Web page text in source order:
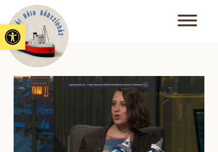
Eszköztár megnyitása